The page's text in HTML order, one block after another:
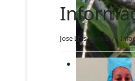
Jose Luis Larcos